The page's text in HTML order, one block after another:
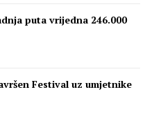
puta vrijedna 246.000
Festival uz umjetnike